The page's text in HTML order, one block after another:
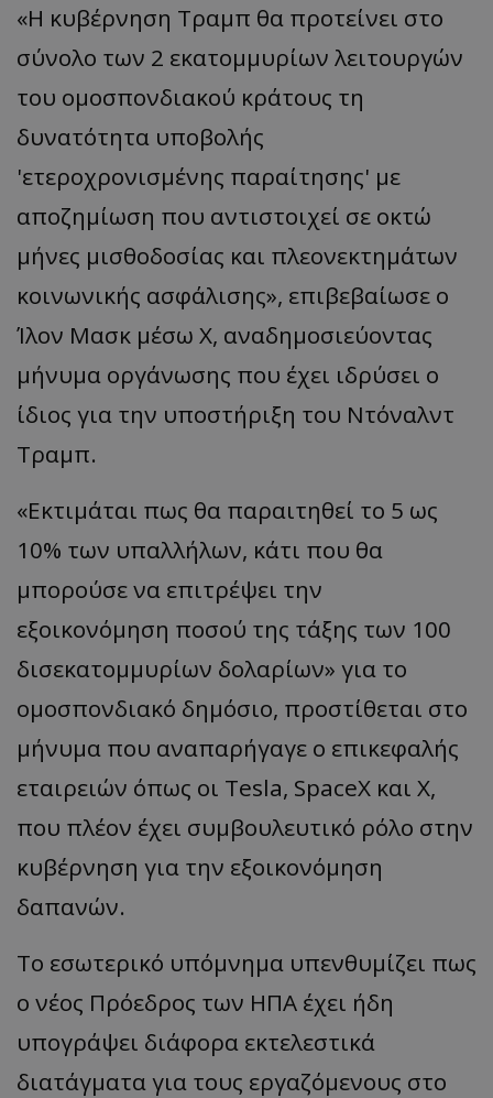
«Η κυβέρνηση Τραμπ θα προτείνει στο
σύνολο των 2 εκατομμυρίων λειτουργών
του ομοσπονδιακού κράτους τη
δυνατότητα υποβολής
'ετεροχρονισμένης παραίτησης' με
αποζημίωση που αντιστοιχεί σε οκτώ
μήνες μισθοδοσίας και πλεονεκτημάτων
κοινωνικής ασφάλισης», επιβεβαίωσε ο
Ίλον Μασκ μέσω X, αναδημοσιεύοντας
μήνυμα οργάνωσης που έχει ιδρύσει ο
ίδιος για την υποστήριξη του Ντόναλντ
Τραμπ.
«Εκτιμάται πως θα παραιτηθεί το 5 ως
10% των υπαλλήλων, κάτι που θα
μπορούσε να επιτρέψει την
εξοικονόμηση ποσού της τάξης των 100
δισεκατομμυρίων δολαρίων» για το
ομοσπονδιακό δημόσιο, προστίθεται στο
μήνυμα που αναπαρήγαγε ο επικεφαλής
εταιρειών όπως οι Tesla, SpaceX και X,
που πλέον έχει συμβουλευτικό ρόλο στην
κυβέρνηση για την εξοικονόμηση
δαπανών.
Το εσωτερικό υπόμνημα υπενθυμίζει πως
ο νέος Πρόεδρος των ΗΠΑ έχει ήδη
υπογράψει διάφορα εκτελεστικά
διατάγματα για τους εργαζόμενους στο